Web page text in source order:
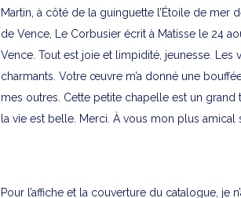
Martin, à côté de la guinguette l’Étoile de mer
de Vence, Le Corbusier écrit à Matisse le 24
Vence. Tout est joie et limpidité, jeunesse. Les
charmants. Votre œuvre m’a donné une
mes outres. Cette petite chapelle est un grand
la vie est belle. Merci. À vous mon plus amical
Pour l’affiche et la couverture du catalogue, je